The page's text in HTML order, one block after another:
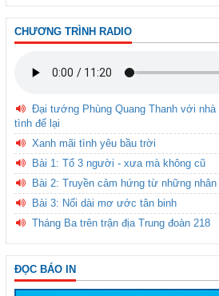
CHƯƠNG TRÌNH RADIO
Đại tướng Phùng Quang Thanh với
tình để lại
Xanh mãi tình yêu bầu trời
Bài 1: Tổ 3 người - xưa mà không cũ
Bài 2: Truyền cảm hứng từ những
Bài 3: Nối dài mơ ước tân binh
Tháng Ba trên trận địa Trung đoàn 218
ĐỌC BÁO IN